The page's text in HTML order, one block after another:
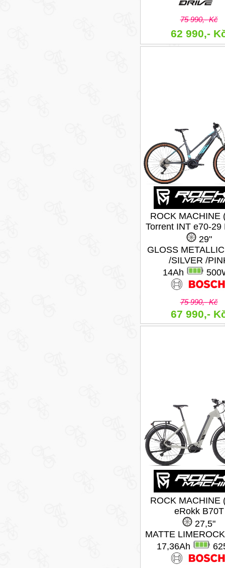
75 990,- Kč
62 990,-
ROCK MACHINE
Torrent INT e70-29
29"
GLOSS
/SILVER /
14Ah
75 990,- Kč
67 990,-
ROCK MACHINE
eRokk B70T
27,5"
MATTE
17,36Ah